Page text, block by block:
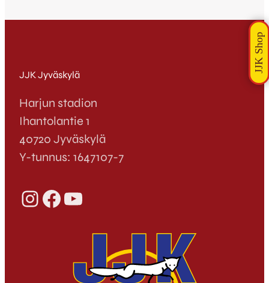
JJK Jyväskylä
Harjun stadion
Ihantolantie 1
40720 Jyväskylä
Y-tunnus: 1647107-7
InstagramFacebook YouTube